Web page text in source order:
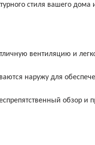
стиля вашего дома
вентиляцию и
наружу для
обзор и